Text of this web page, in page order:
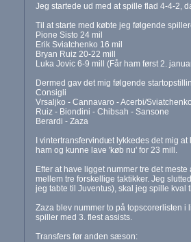
Jeg startede ud med at spille flad 4-4-2,
Til at starte med købte jeg følgende
Pione Sisto 24 mil
Erik Sviatchenko 16 mil
Bryan Ruiz 20-22 mill
Luka Jovic 6-9 mill (Får ham først 2.
Dermed gav det mig følgende
Consigli
Vrsaljko - Cannavaro - Acerbi/
Ruiz - Biondini - Chibsah - Sansone
Berardi - Zaza
I vintertransfervinduet lykkedes det mig at
ham og kunne lave 'køb nu' for 23 mill.
Efter at have ligget nummer tre det
mellem tre forskellige taktikker. Jeg
jeg tabte til Juventus), skal jeg spille kval
Zaza blev nummer to på topscorerlisten
spiller med 3. flest assists.
Transfers før anden sæson: